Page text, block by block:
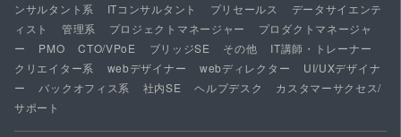
ンサルタント系
ITコンサルタント プリセールス
データサイエンテ
ィスト
管理系 プロジェクトマネージャー
プロダクトマネージャ
ー
PMO CTO/VPoE ブリッジSE その他
IT講師・トレーナー
クリエイター系
webデザイナー webディレクター
UI/UXデザイナ
ー
バックオフィス系 社内SE ヘルプデスク
カスタマーサクセス/
サポート